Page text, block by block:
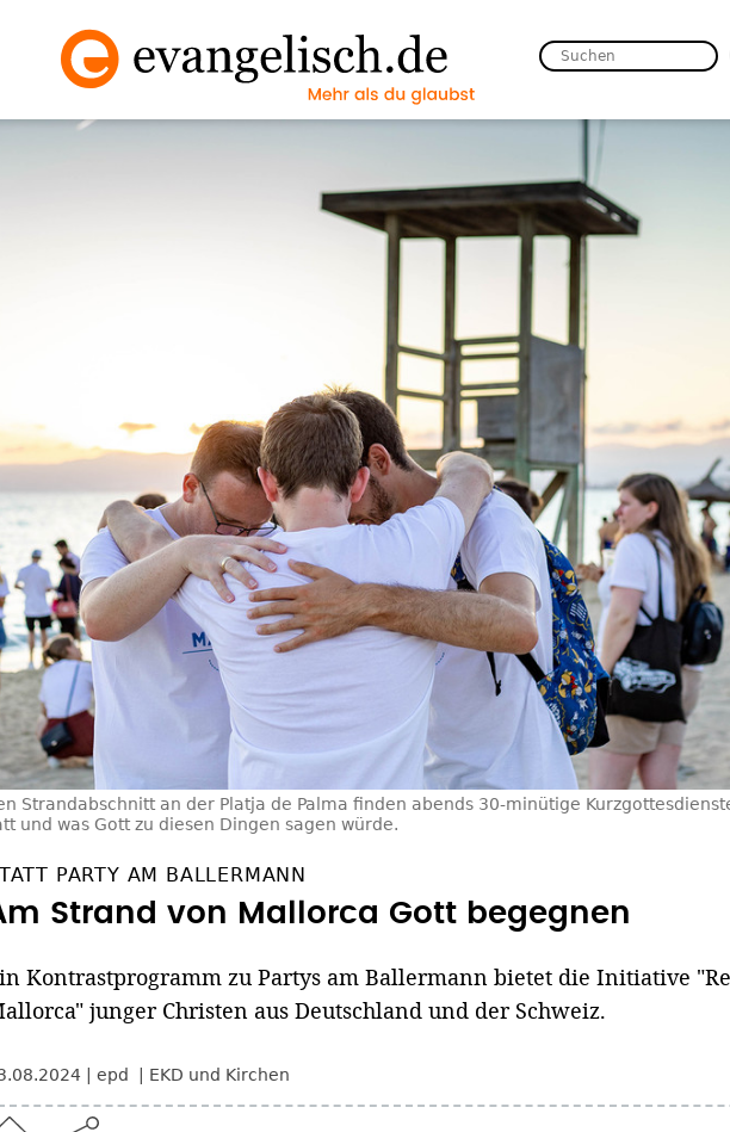
Strandabschnitt an der Platja de Palma finden abends 30-minütige
und was Gott zu diesen Dingen sagen würde.
PARTY AM BALLERMANN
Strand von Mallorca Gott begegnen
Kontrastprogramm zu Partys am Ballermann bietet die Initiative
junger Christen aus Deutschland und der Schweiz.
epd EKD und Kirchen